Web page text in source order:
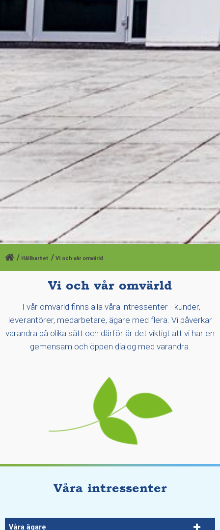
Hållbarhet Vi och vår omvärld
Vi och vår omvärld
I vår omvärld finns alla våra intressenter - kunder,
leverantörer, medarbetare, ägare med flera. Vi påverkar
varandra på olika sätt och därför är det viktigt att vi har en
gemensam och öppen dialog med varandra.
Våra intressenter
Våra ägare